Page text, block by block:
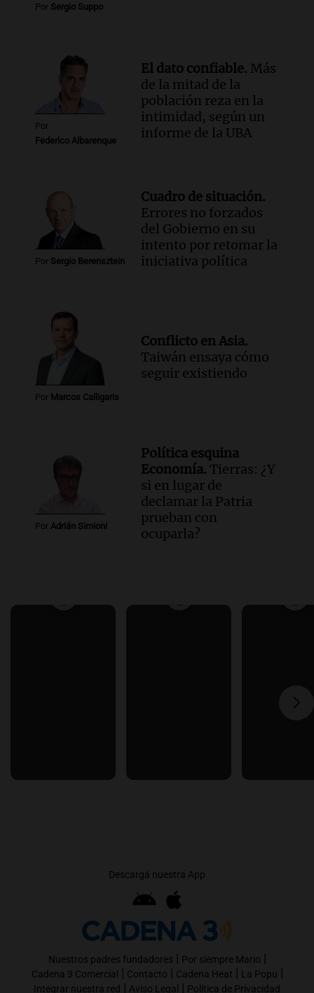
Por Sergio Suppo
Por
Federico Albarenque
El dato confiable. Más
de la mitad de la
población reza en la
intimidad, según un
informe de la UBA
Por Sergio Berensztein
Cuadro de situación.
Errores no forzados
del Gobierno en su
intento por retomar la
iniciativa política
Por Marcos Calligaris
Conflicto en Asia.
Taiwán ensaya cómo
seguir existiendo
Por Adrián Simioni
Política esquina
Economía. Tierras: ¿Y
si en lugar de
declamar la Patria
prueban con
ocuparla?
Descargá nuestra App
Nuestros padres fundadores | Por siempre Mario |
Cadena 3 Comercial | Contacto | Cadena Heat | La Popu |
Integrar nuestra red | Aviso Legal | Política de Privacidad